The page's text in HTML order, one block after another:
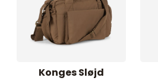
Konges Sløjd